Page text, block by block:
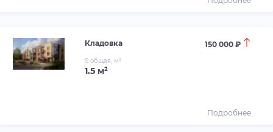
Кладовка 150 000 ₽
S общая, м²
1.5 м²
Подробнее